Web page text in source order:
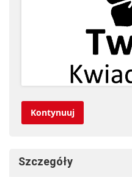
Kontynuuj
Szczegóły